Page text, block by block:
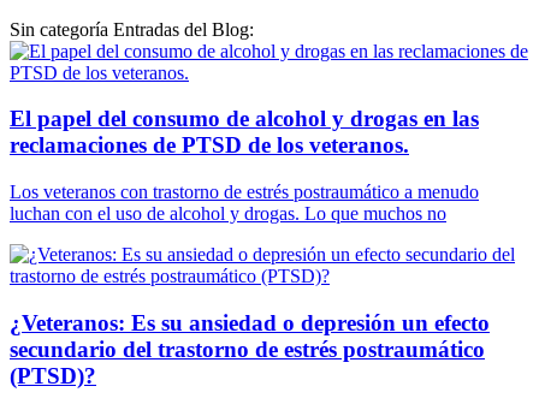
Sin categoría Entradas del Blog:
El papel del consumo de alcohol y drogas en las
reclamaciones de PTSD de los veteranos.
Los veteranos con trastorno de estrés postraumático a menudo
luchan con el uso de alcohol y drogas. Lo que muchos no
¿Veteranos: Es su ansiedad o depresión un efecto
secundario del trastorno de estrés postraumático
(PTSD)?